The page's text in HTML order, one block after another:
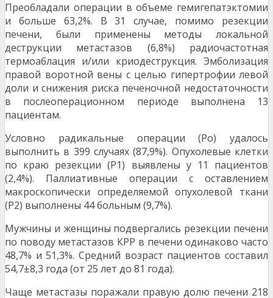
Преобладали операции в объеме гемигепатэктомии
и больше 63,2%. В 31 случае, поми­мо резекции
печени, были применены методы локальной
деструкции метастазов (6,8%) радио­частотная
термоаблация и/или криодеструкция. Эмболизация
правой воротной вены с целью ги­пертрофии левой
доли и снижения риска пече­ночной недостаточности
в послеоперационном периоде выполнена 13
пациентам.
Условно радикальные операции (Ро) уда­лось
выполнить в 399 случаях (87,9%). Опухоле­вые клетки
по краю резекции (Р1) выявлены у 11 пациентов
(2,4%). Паллиативные операции с оставлением
макроскопически определяемой опухолевой ткани
(Р2) выполнены 44 больным (9,7%).
Мужчины и женщины подвергались резек­ции печени
по поводу метастазов КРР в печени одинаково часто
48,7% и 51,3%. Средний воз­раст пациентов составил
54,7±8,3 года (от 25 лет до 81 года).
Чаще метастазы поражали правую долю печени 218